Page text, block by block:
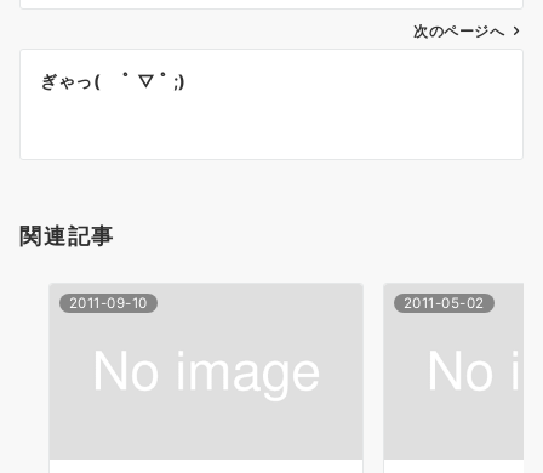
ゲ
シ
ン
次のページへ
ぎゃっ( ﾟ ▽ ﾟ ;)
関連記事
2011-09-10 2011-05-02